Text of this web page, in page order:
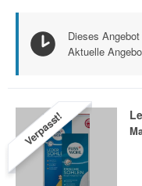
Dieses
Aktuelle
Verpasst!